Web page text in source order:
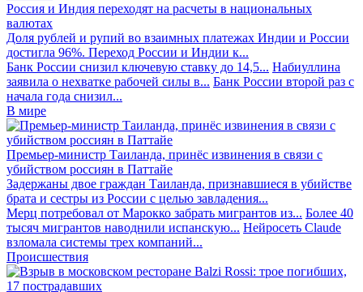
Россия и Индия переходят на расчеты в национальных
валютах
Доля рублей и рупий во взаимных платежах Индии и России
достигла 96%. Переход России и Индии к...
Банк России снизил ключевую ставку до 14,5... Набиуллина
заявила о нехватке рабочей силы в... Банк России второй раз с
начала года снизил...
В мире
Премьер-министр Таиланда, принёс извинения в связи с
убийством россиян в Паттайе
Задержаны двое граждан Таиланда, признавшиеся в убийстве
брата и сестры из России с целью завладения...
Мерц потребовал от Марокко забрать мигрантов из... Более 40
тысяч мигрантов наводнили испанскую... Нейросеть Claude
взломала системы трех компаний...
Происшествия